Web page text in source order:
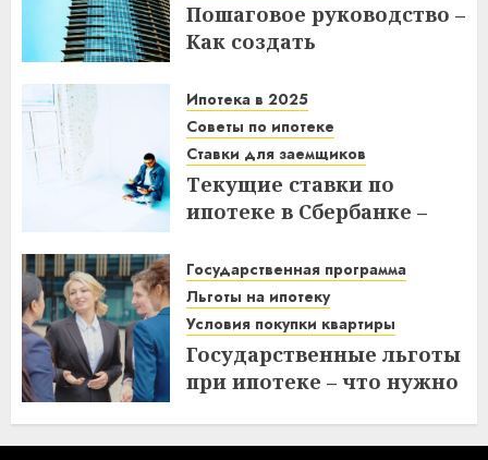
Пошаговое руководство –
Как создать
дверным проемом в
отремонтированной
квартире
14.11.2025
Ипотека в 2025
Советы по ипотеке
Ставки для заемщиков
Текущие ставки по
ипотеке в Сбербанке –
заемщикам в 2025 году
14.11.2025
Государственная программа
Льготы на ипотеку
Условия покупки квартиры
Государственные льготы
при ипотеке – что нужно